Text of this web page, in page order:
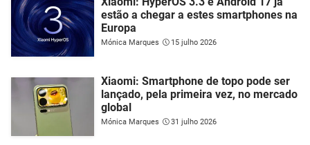
estão a chegar a estes smartphones na
Europa
Mónica Marques 15 julho 2026
Xiaomi: Smartphone de topo pode ser
lançado, pela primeira vez, no mercado
global
Mónica Marques 31 julho 2026